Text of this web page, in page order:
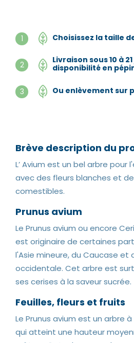
1 Choisissez la taille
2
Livraison sous 10 à
disponibilité en
3 Ou enlèvement sur
Brève description du
L’ Avium est un bel arbre pour
avec des fleurs blanches et
comestibles.
Prunus avium
Le Prunus avium ou encore
est originaire de certaines
l'Asie mineure, du Caucase et
occidentale. Cet arbre est
ses cerises à la saveur sucrée.
Feuilles, fleurs et fruits
Le Prunus avium est un arbre
qui atteint une hauteur